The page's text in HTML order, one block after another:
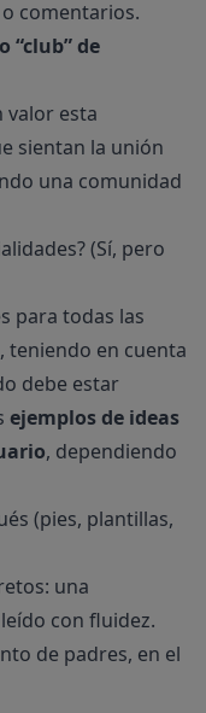
o comentarios.
“club” de
valor esta
sientan la unión
una comunidad
(Sí, pero
para todas las
teniendo en cuenta
debe estar
ejemplos de ideas
, dependiendo
(pies, plantillas,
una
con fluidez.
de padres, en el